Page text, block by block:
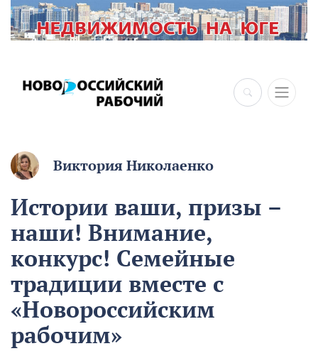
×
Виктория Николаенко
Истории ваши, призы –
наши! Внимание,
конкурс! Семейные
традиции вместе с
«Новороссийским
рабочим»